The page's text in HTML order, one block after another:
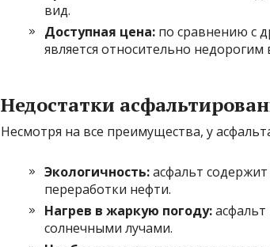
вид.
Доступная цена: по сравнению с
является относительно недорогим
Недостатки
Несмотря на все преимущества, у
Экологичность:асфальт
переработки нефти.
Нагрев в жаркую погоду:
солнечными лучами.